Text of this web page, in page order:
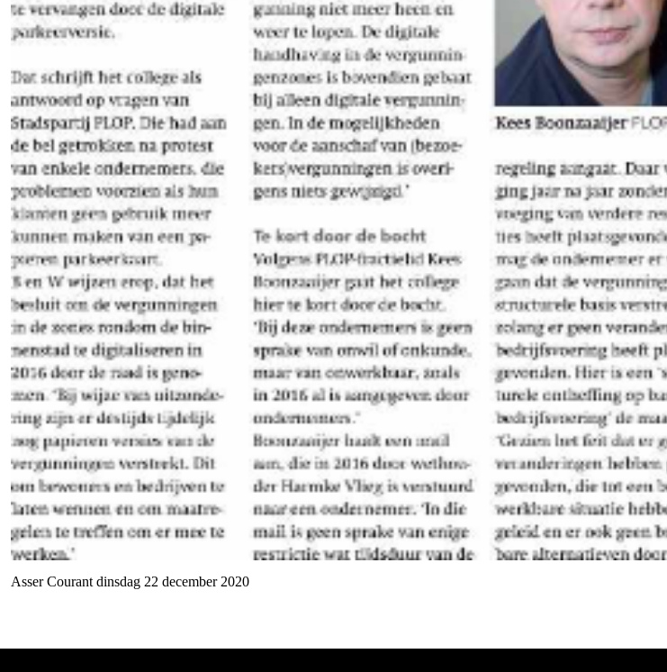
Asser Courant dinsdag 22 december 2020